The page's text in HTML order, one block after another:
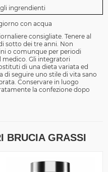
ingrendienti
con acqua
consigliate. Tenere al
sotto dei tre anni. Non
o comunque per periodi
medico. Gli integratori
di una dieta variata ed
di seguire uno stile di vita sano
Conservare in luogo
la confezione dopo
BRUCIA GRASSI